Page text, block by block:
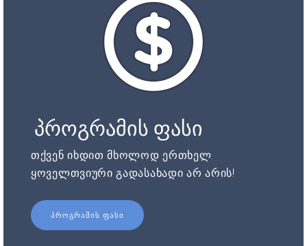
პროგრამის ფასი
თქვენ იხდით მხოლოდ ერთხელ.
ყოველთვიური გადასახადი არ არის!
ᲞᲠᲝᲒᲠᲐᲛᲘᲡ ᲤᲐᲡᲘ